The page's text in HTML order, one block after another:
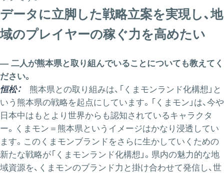
データに立脚した戦略立案を実現し、地
域のプレイヤーの稼ぐ力を高めたい
― 二人が熊本県と取り組んでいることについても教えてく
ださい。
恒松： 熊本県との取り組みは、「くまモンランド化構想」と
いう熊本県の戦略を起点にしています。「くまモン」は、今や
日本中はもとより世界からも認知されているキャラクタ
ー。くまモン＝熊本県というイメージはかなり浸透してい
ます。このくまモンブランドをさらに生かしていくための
新たな戦略が「くまモンランド化構想」。県内の魅力的な地
域資源を、くまモンのブランド力と掛け合わせて発信し、世